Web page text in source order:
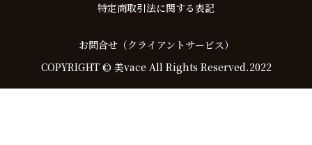
特定商取引法に関する表記
お問合せ（クライアントサービス）
COPYRIGHT © 美vace All Rights Reserved.2022